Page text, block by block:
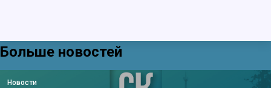
Больше новостей
Новости